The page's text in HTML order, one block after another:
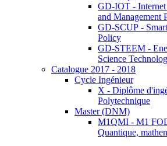
GD-IOT -
and Management
GD-SCUP -
Policy
GD-STEEM -
Science
Catalogue 2017 - 2018
Cycle Ingénieur
X - Diplôme
Polytechnique
Master (DNM)
M1QMI - M1
Quantique,